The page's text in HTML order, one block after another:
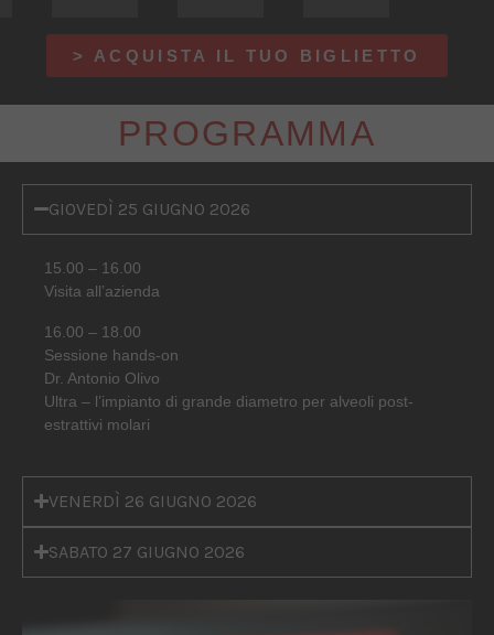
> ACQUISTA IL TUO BIGLIETTO
PROGRAMMA
GIOVEDÌ 25 GIUGNO 2026
15.00 – 16.00
Visita all’azienda
16.00 – 18.00
Sessione hands-on
Dr. Antonio Olivo
Ultra – l’impianto di grande diametro per alveoli post-
estrattivi molari
VENERDÌ 26 GIUGNO 2026
SABATO 27 GIUGNO 2026